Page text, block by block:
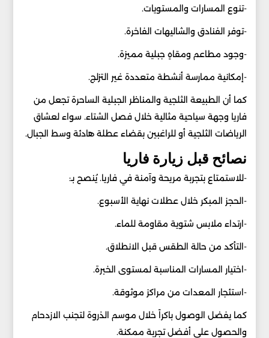
-تنوع المسارات والمستويات.
-توفر الفنادق والشاليهات الفاخرة.
-وجود مطاعم ومقاهٍ جبلية مميزة.
-إمكانية ممارسة أنشطة متعددة غير التزلج.
كما أن الطبيعة الثلجية والمناظر الجبلية الساحرة تجعل من
فاريا وجهة سياحية مثالية خلال فصل الشتاء. سواء لعشاق
الرياضات الثلجية أو للراغبين بقضاء عطلة هادئة وسط الجبال.
نصائح قبل زيارة فاريا
-للاستمتاع بتجربة مريحة وآمنة في فاريا. يُنصح بـ:
-الحجز المبكر خلال عطلات نهاية الأسبوع.
-ارتداء ملابس شتوية مقاومة للماء.
-التأكد من حالة الطقس قبل الانطلاق.
-اختيار المسارات المناسبة لمستوى الخبرة.
-استئجار المعدات من مراكز موثوقة.
كما يفضل الوصول باكراً خلال موسم الذروة لتجنب الازدحام
والحصول على أفضل تجربة ممكنة.